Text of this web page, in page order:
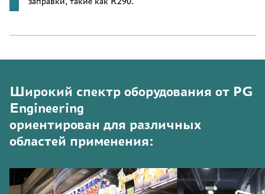
Широкий спектр оборудования от PG
Engineering
ориентирован для различных
областей применения: